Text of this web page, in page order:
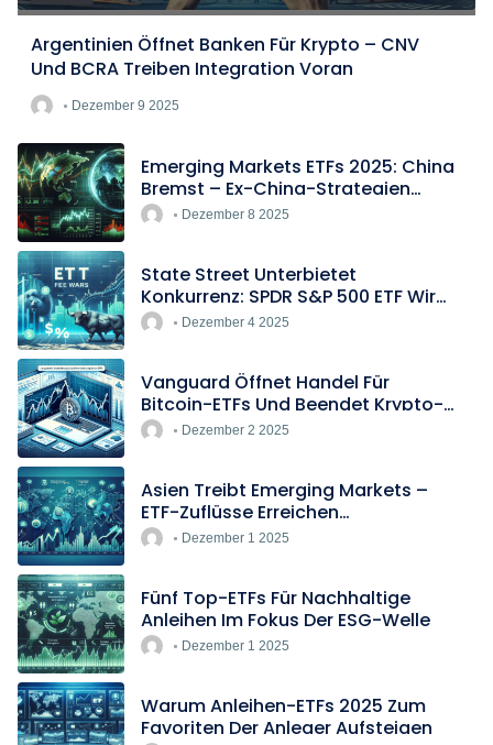
Argentinien Öffnet Banken Für Krypto – CNV
Und BCRA Treiben Integration Voran
Dezember 9 2025
Emerging Markets ETFs 2025: China
Bremst – Ex-China-Strategien
BoomenDezember 8 2025
State Street Unterbietet
Konkurrenz: SPDR S&P 500 ETF Wird
Europas Günstigster Indextracker
Dezember 4 2025
Vanguard Öffnet Handel Für
Bitcoin-ETFs Und Beendet Krypto-
BlockadeDezember 2 2025
Asien Treibt Emerging Markets –
ETF-Zuflüsse Erreichen
Rekordtempo
Dezember 1 2025
Fünf Top-ETFs Für Nachhaltige
Anleihen Im Fokus Der ESG-Welle
Dezember 1 2025
Warum Anleihen-ETFs 2025 Zum
Favoriten Der Anleger Aufsteigen